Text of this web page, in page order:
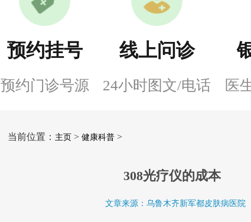
预约挂号
预约门诊号源
线上问诊
24小时图文/电话 医
当前位置： 主页> 健康科普>
308光疗仪的成本
文章来源：乌鲁木齐新军都皮肤病医院